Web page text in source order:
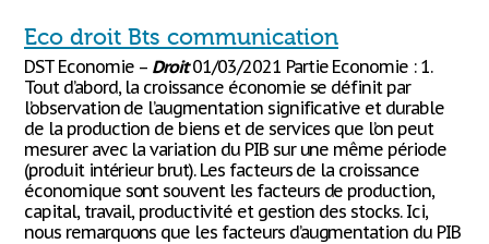
Eco droit Bts communication
DST Economie – Droit01/03/2021 Partie Economie : 1.
Tout d’abord, la croissance économie se définit par
l’observation de l’augmentation significative et durable
de la production de biens et de services que l’on peut
mesurer avec la variation du PIB sur une même période
(produit intérieur brut). Les facteurs de la croissance
économique sont souvent les facteurs de production,
capital, travail, productivité et gestion des stocks. Ici,
nous remarquons que les facteurs d’augmentation du PIB